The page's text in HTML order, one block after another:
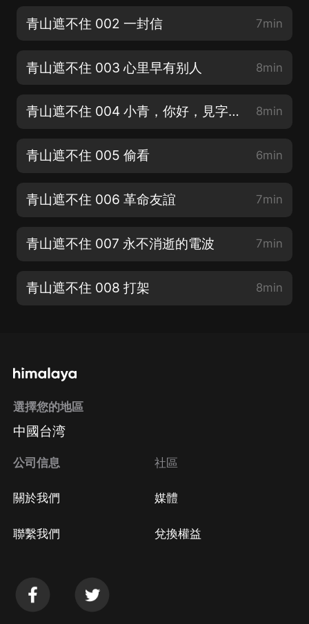
青山遮不住 002 一封信 7min
青山遮不住 003 心里早有别人 8min
青山遮不住 004 小青，你好，見字如面 8min
青山遮不住 005 偷看 6min
青山遮不住 006 革命友誼 7min
青山遮不住 007 永不消逝的電波 7min
青山遮不住 008 打架 8min
選擇您的地區
中國台湾
公司信息
關於我們
聯繫我們
社區
媒體
兌換權益